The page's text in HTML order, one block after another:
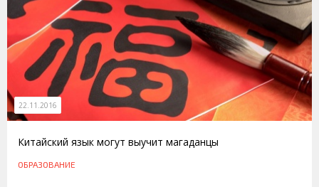
22.11.2016
Китайский язык могут выучит магаданцы
ОБРАЗОВАНИЕ